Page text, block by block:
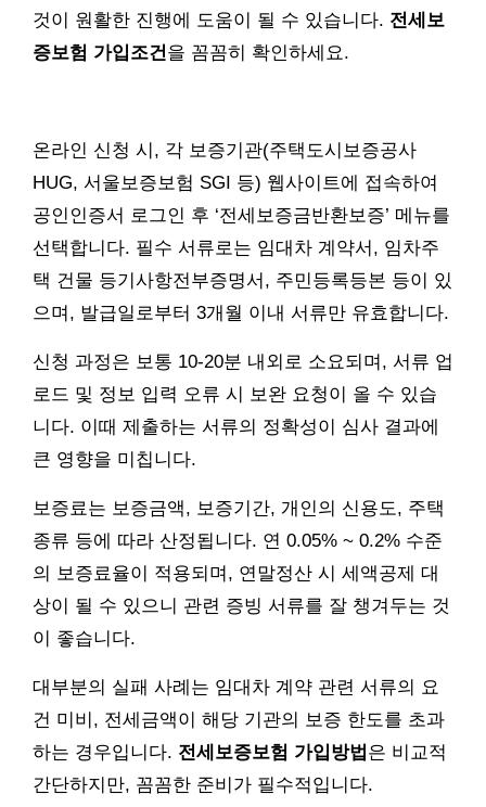
것이 원활한 진행에 도움이 될 수 있습니다. 전세보
증보험 가입조건을 꼼꼼히 확인하세요.
온라인 신청 시, 각 보증기관(주택도시보증공사
HUG, 서울보증보험 SGI 등) 웹사이트에 접속하여
공인인증서 로그인 후 ‘전세보증금반환보증’ 메뉴를
선택합니다. 필수 서류로는 임대차 계약서, 임차주
택 건물 등기사항전부증명서, 주민등록등본 등이 있
으며, 발급일로부터 3개월 이내 서류만 유효합니다.
신청 과정은 보통 10-20분 내외로 소요되며, 서류 업
로드 및 정보 입력 오류 시 보완 요청이 올 수 있습
니다. 이때 제출하는 서류의 정확성이 심사 결과에
큰 영향을 미칩니다.
보증료는 보증금액, 보증기간, 개인의 신용도, 주택
종류 등에 따라 산정됩니다. 연 0.05% ~ 0.2% 수준
의 보증료율이 적용되며, 연말정산 시 세액공제 대
상이 될 수 있으니 관련 증빙 서류를 잘 챙겨두는 것
이 좋습니다.
대부분의 실패 사례는 임대차 계약 관련 서류의 요
건 미비, 전세금액이 해당 기관의 보증 한도를 초과
하는 경우입니다. 전세보증보험 가입방법 은 비교적
간단하지만, 꼼꼼한 준비가 필수적입니다.